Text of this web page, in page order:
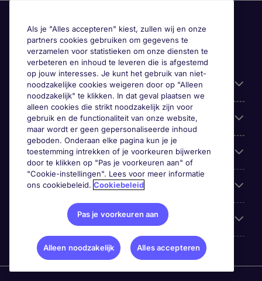
Handige informatie
Onze expertise
Google Rating
Mobile apps
Over Michael Page
Als je "Alles accepteren" kiest, zullen wij en onze
partners cookies gebruiken om gegevens te
verzamelen voor statistieken om onze diensten te
verbeteren en inhoud te leveren die is afgestemd
op jouw interesses. Je kunt het gebruik van niet-
noodzakelijke cookies weigeren door op "Alleen
noodzakelijk" te klikken. In dat geval plaatsen we
alleen cookies die strikt noodzakelijk zijn voor
gebruik en de functionaliteit van onze website,
maar wordt er geen gepersonaliseerde inhoud
geboden. Onderaan elke pagina kun je je
toestemming intrekken of je voorkeuren bijwerken
door te klikken op "Pas je voorkeuren aan" of
"Cookie-instellingen". Lees voor meer informatie
ons cookiebeleid. Cookiebeleid
Pas je voorkeuren aan
Alleen noodzakelijk Alles accepteren